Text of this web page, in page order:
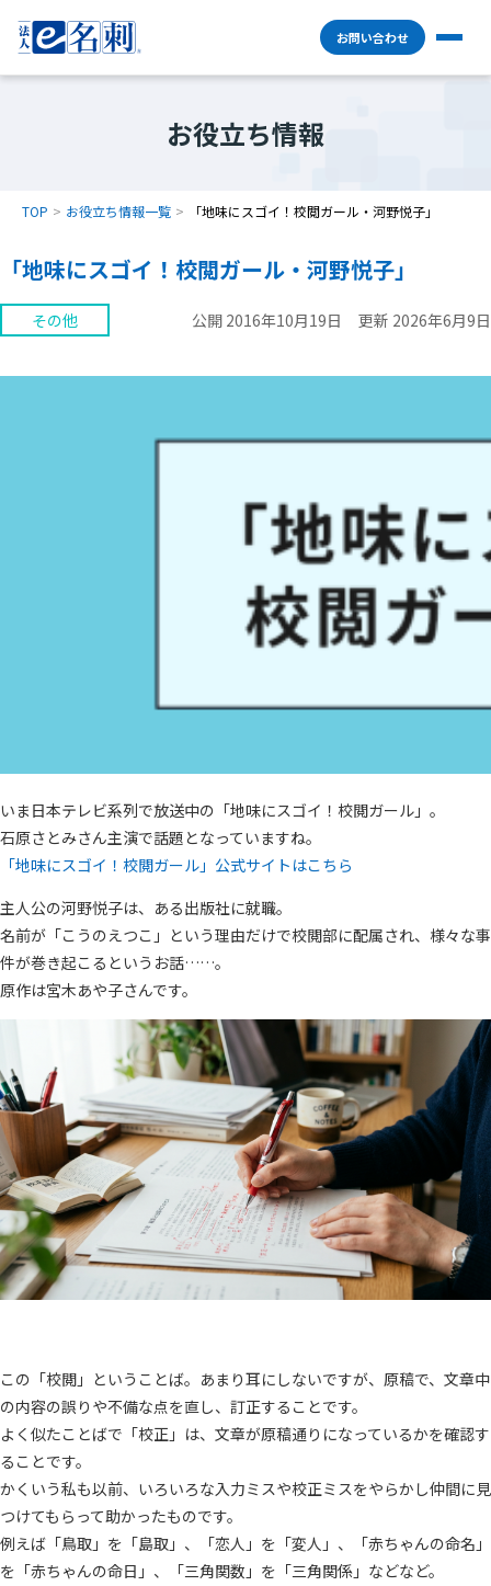
お問い合わせ
お役立ち情報
TOP お役立ち情報一覧 「地味にスゴイ！校閲ガール・河野悦子」
「地味にスゴイ！校閲ガール・河野悦子」
その他 公開 2016年10月19日 更新 2026年6月9日
いま日本テレビ系列で放送中の「地味にスゴイ！校閲ガール」。
石原さとみさん主演で話題となっていますね。
「地味にスゴイ！校閲ガール」公式サイトはこちら
主人公の河野悦子は、ある出版社に就職。
名前が「こうのえつこ」という理由だけで校閲部に配属され、様々な事
件が巻き起こるというお話……。
原作は宮木あや子さんです。
この「校閲」ということば。あまり耳にしないですが、原稿で、文章中
の内容の誤りや不備な点を直し、訂正することです。
よく似たことばで「校正」は、文章が原稿通りになっているかを確認す
ることです。
かくいう私も以前、いろいろな入力ミスや校正ミスをやらかし仲間に見
つけてもらって助かったものです。
例えば「鳥取」を「島取」、「恋人」を「変人」、「赤ちゃんの命名」
を「赤ちゃんの命日」、「三角関数」を「三角関係」などなど。